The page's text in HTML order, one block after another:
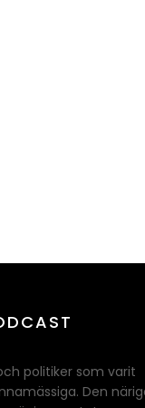
politiker som varit
Den